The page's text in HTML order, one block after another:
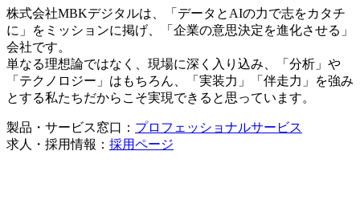
株式会社MBKデジタルは、「データとAIの力で志をカタチ
に」をミッションに掲げ、「企業の意思決定を進化させる」
会社です。
単なる理想論ではなく、現場に深く入り込み、「分析」や
「テクノロジー」はもちろん、「実装力」「伴走力」を強み
とする私たちだからこそ実現できると思っています。
製品・サービス窓口： プロフェッショナルサービス
求人・採用情報： 採用ページ